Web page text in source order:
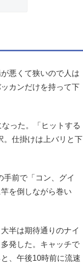
悪くて狭いので人は
カンだけを持って下
った。「ヒットする
。仕掛けは上バリと下
前で「コン、グイ
を倒しながら巻い
半は期待通りのナイ
発した。キャッチで
、午後10時前に流速